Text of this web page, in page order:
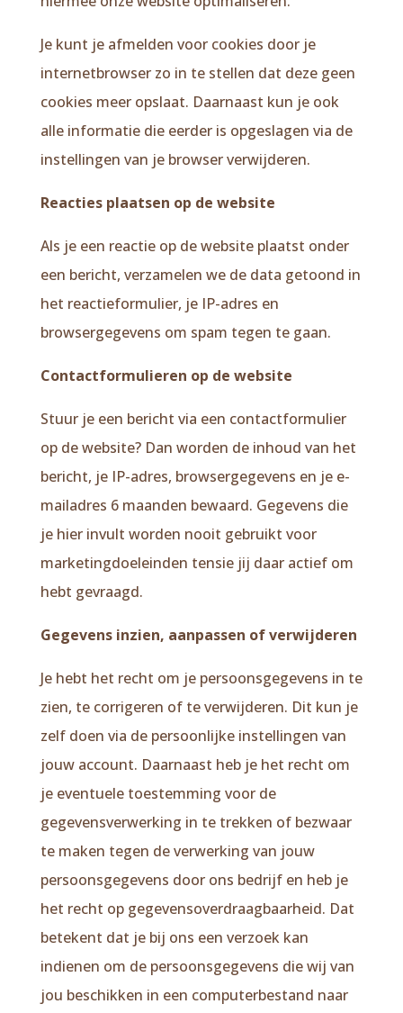
Je kunt je afmelden voor cookies door je
internetbrowser zo in te stellen dat deze geen
cookies meer opslaat. Daarnaast kun je ook
alle informatie die eerder is opgeslagen via de
instellingen van je browser verwijderen.
Reacties plaatsen op de website
Als je een reactie op de website plaatst onder
een bericht, verzamelen we de data getoond in
het reactieformulier, je IP-adres en
browsergegevens om spam tegen te gaan.
Contactformulieren op de website
Stuur je een bericht via een contactformulier
op de website? Dan worden de inhoud van het
bericht, je IP-adres, browsergegevens en je e-
mailadres 6 maanden bewaard. Gegevens die
je hier invult worden nooit gebruikt voor
marketingdoeleinden tensie jij daar actief om
hebt gevraagd.
Gegevens inzien, aanpassen of verwijderen
Je hebt het recht om je persoonsgegevens in te
zien, te corrigeren of te verwijderen. Dit kun je
zelf doen via de persoonlijke instellingen van
jouw account. Daarnaast heb je het recht om
je eventuele toestemming voor de
gegevensverwerking in te trekken of bezwaar
te maken tegen de verwerking van jouw
persoonsgegevens door ons bedrijf en heb je
het recht op gegevensoverdraagbaarheid. Dat
betekent dat je bij ons een verzoek kan
indienen om de persoonsgegevens die wij van
jou beschikken in een computerbestand naar